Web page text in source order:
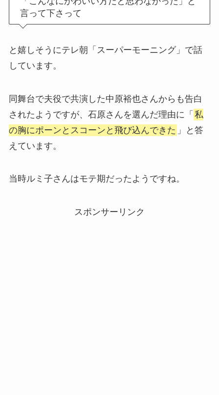
言って下さって
と嬉しそうにテレ朝「スーパーモーニング」で話
しています。
同舞台で夫役で共演した中原裕也さんからも告白
されたようですが、石原さんを選んだ理由に「 私
の胸にポーンとスコーンと飛び込んできた 」と答
えています。
当時ルミ子さんはモテ期だったようですね。
スポンサーリンク